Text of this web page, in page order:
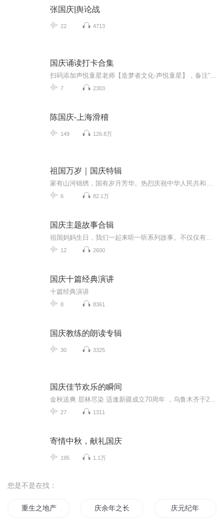
张国庆|舆论战
22 4713
国庆诵读打卡合集
7 2303
陈国庆-上海滑稽
149 126.8万
祖国万岁｜国庆特辑
6 82.1万
国庆主题故事合辑
12 2600
国庆十篇经典演讲
十篇经典演讲
8 8361
国庆教练的朗读专辑
30 3325
国庆佳节欢乐的瞬间
27 1311
寄情中秋，献礼国庆
195 1.1万
您是不是在找：
重生之地产精英 庆余年之长歌行 庆元纪年